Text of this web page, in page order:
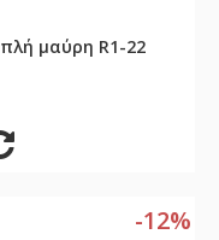
μαύρη R1-22
-12%